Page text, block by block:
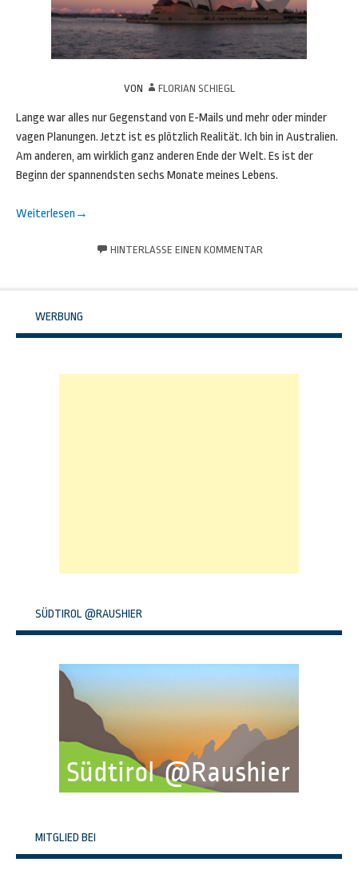
VON FLORIAN SCHIEGL
Lange war alles nur Gegenstand von E-Mails und mehr oder minder
vagen Planungen. Jetzt ist es plötzlich Realität. Ich bin in Australien.
Am anderen, am wirklich ganz anderen Ende der Welt. Es ist der
Beginn der spannendsten sechs Monate meines Lebens.
Weiterlesen →
HINTERLASSE EINEN KOMMENTAR
WERBUNG
SÜDTIROL @RAUSHIER
MITGLIED BEI